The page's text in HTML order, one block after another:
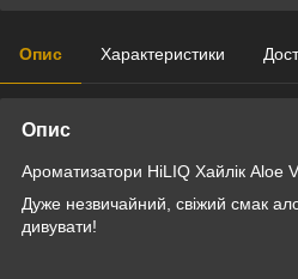
Опис Характеристики
Опис
Ароматизатори HiLIQ Хайлік Aloe
Дуже незвичайний, свіжий смак
дивувати!